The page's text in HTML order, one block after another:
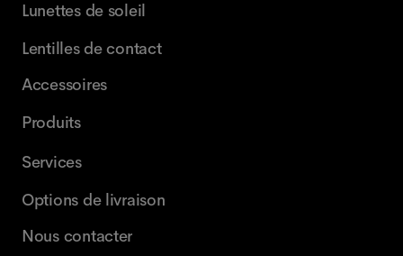
Lunettes de soleil
Lentilles de contact
Accessoires
Produits
Services
Options de livraison
Nous contacter